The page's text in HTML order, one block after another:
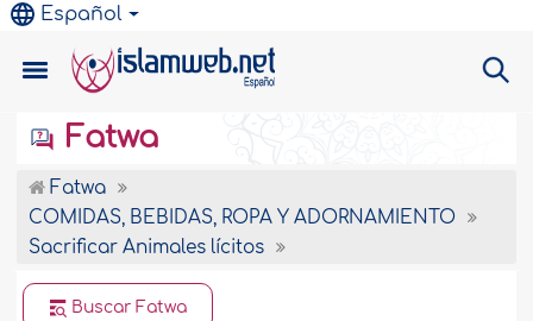
Español
Fatwa
Fatwa
COMIDAS, BEBIDAS, ROPA Y ADORNAMIENTO
Sacrificar Animales lícitos
Buscar Fatwa